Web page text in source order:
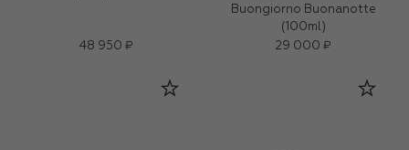
48 950 ₽
Buongiorno Buonanotte
(100ml)
29 000 ₽